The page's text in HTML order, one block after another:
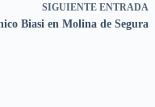
SIGUIENTE ENTRADA
Biasi en Molina de Segura